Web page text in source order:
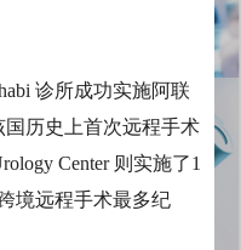
诊所成功实施阿联
历史上首次远程手术
Center 则实施了1
境远程手术最多纪